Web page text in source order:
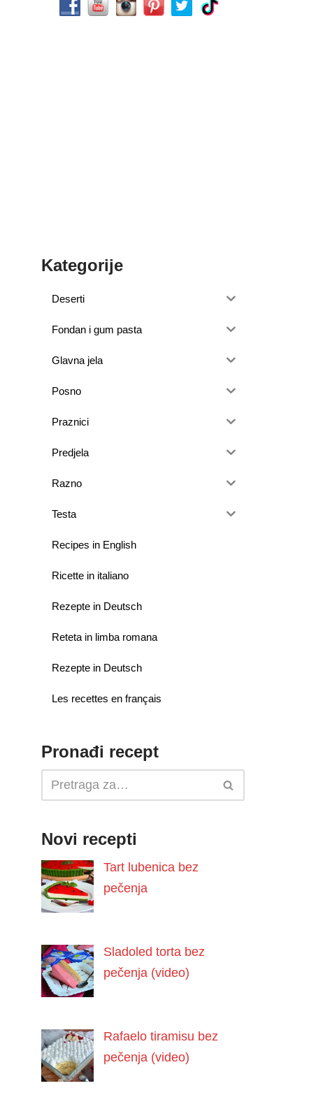
Kategorije
Deserti
Fondan i gum pasta
Glavna jela
Posno
Praznici
Predjela
Razno
Testa
Recipes in English
Ricette in italiano
Rezepte in Deutsch
Reteta in limba romana
Rezepte in Deutsch
Les recettes en français
Pronađi recept
Novi recepti
Tart lubenica bez
pečenja
Sladoled torta bez
pečenja (video)
Rafaelo tiramisu bez
pečenja (video)